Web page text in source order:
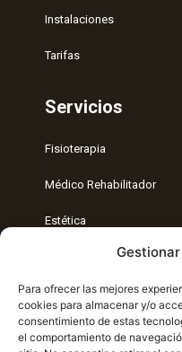
Para ofrecer las mejores
cookies para almacenar y/o
consentimiento de estas
el comportamiento de
Instalaciones
Tarifas
Servicios
Fisioterapia
Médico Rehabilitador
Estética
Entrenamiento Personal
Radiología
Nutrición